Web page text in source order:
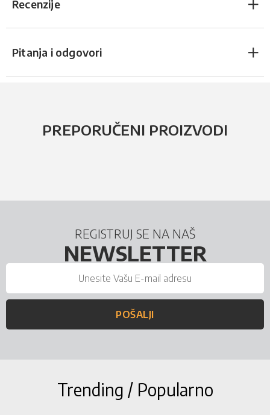
Recenzije
Pitanja i odgovori
PREPORUČENI PROIZVODI
REGISTRUJ SE NA NAŠ
NEWSLETTER
POŠALJI
Trending / Popularno